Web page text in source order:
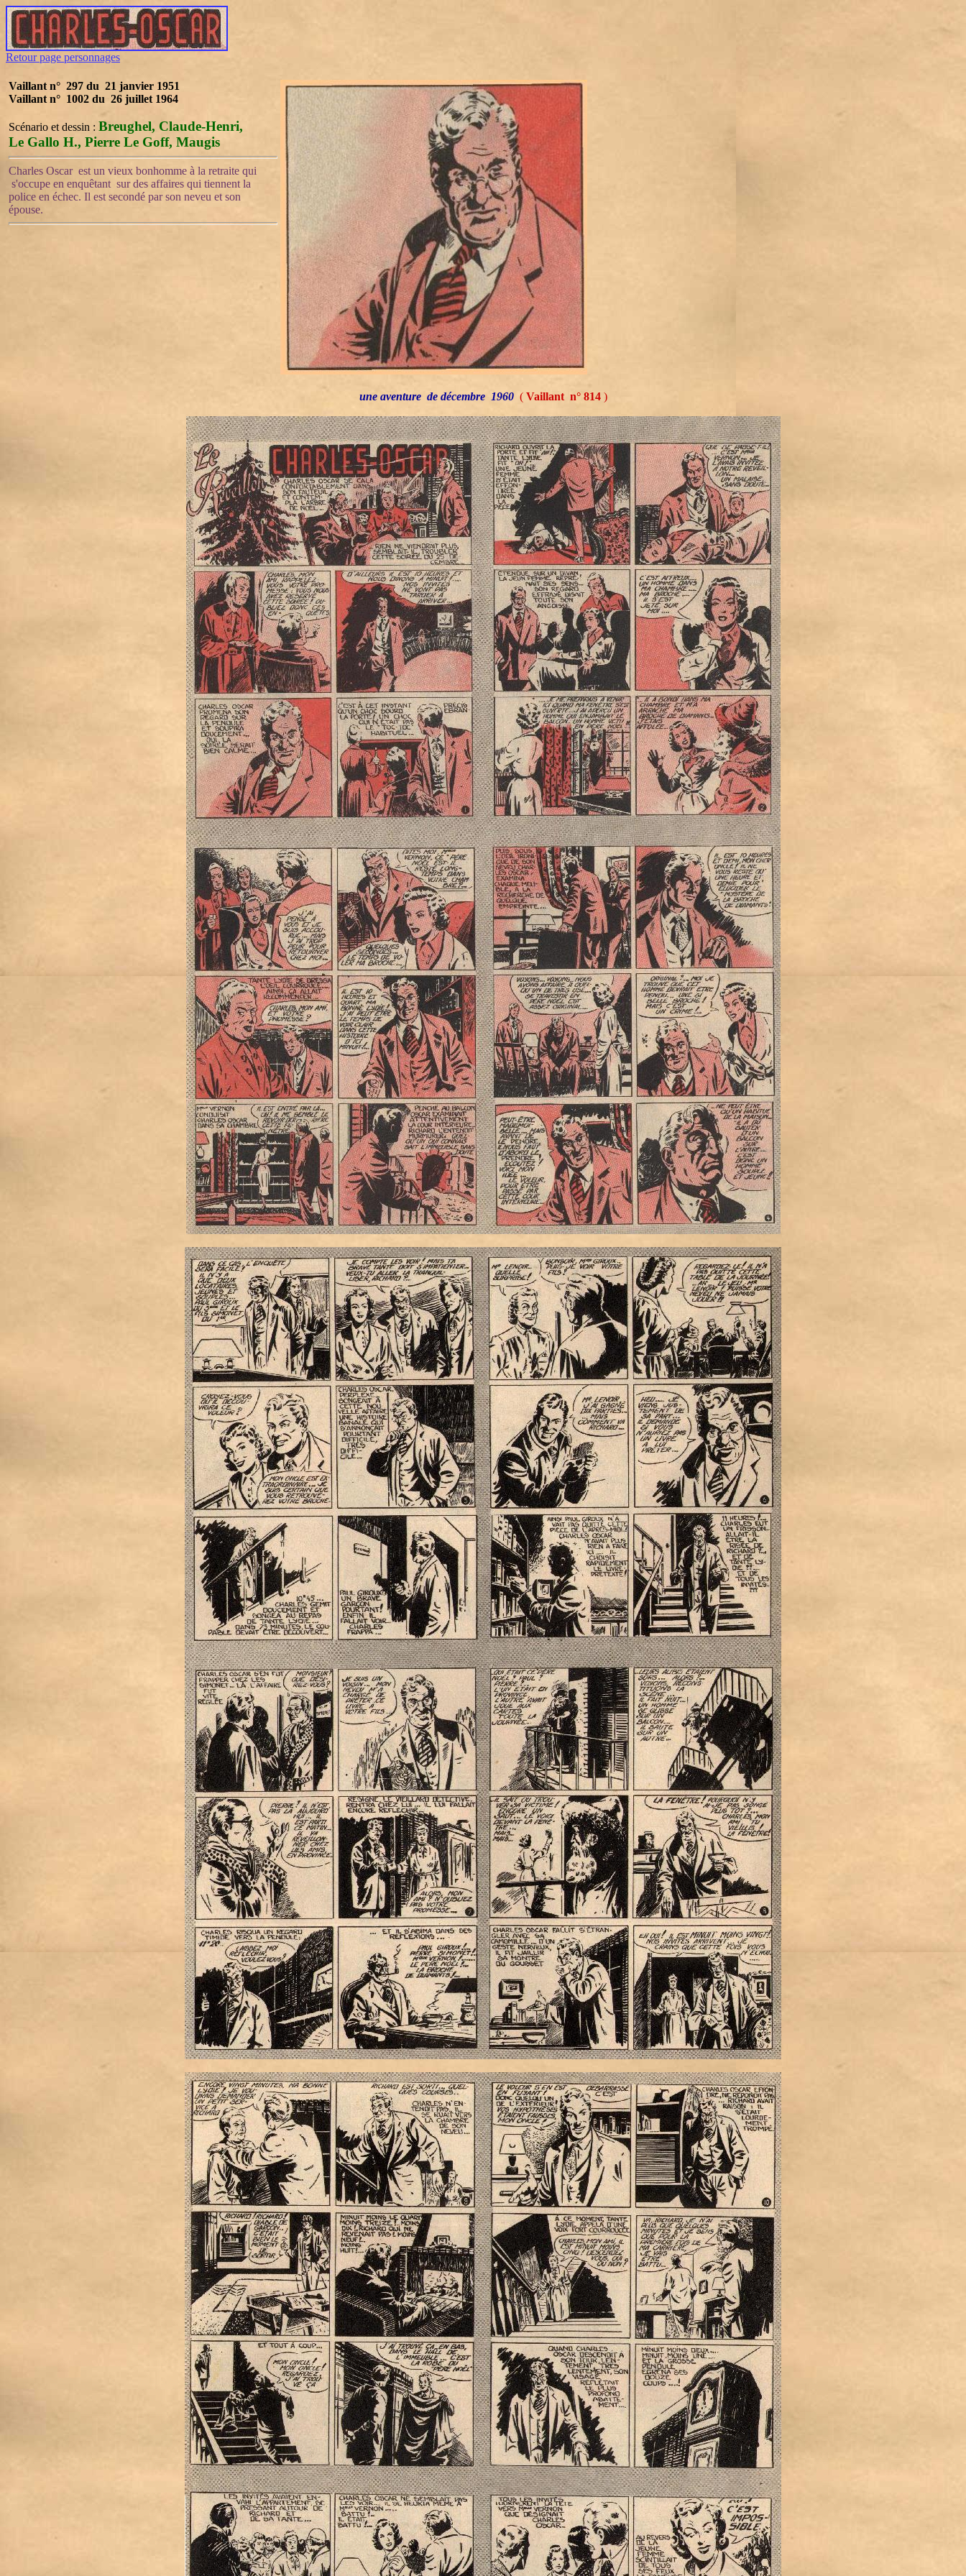
Retour page personnages
Vaillant n° 297 du 21 janvier 1951
Vaillant n° 1002 du 26 juillet 1964
Scénario et dessin : Breughel, Claude-Henri,
Le Gallo H., Pierre Le Goff, Maugis
Charles Oscar est un vieux bonhomme à la retraite qui
s'occupe en enquêtant sur des affaires qui tiennent la
police en échec. Il est secondé par son neveu et son
épouse.
une aventure de décembre 1960 ( Vaillant n° 814)